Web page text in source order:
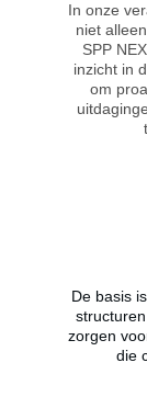
In onze
niet
SPP
inzicht in
om
De basis
zorgen
die